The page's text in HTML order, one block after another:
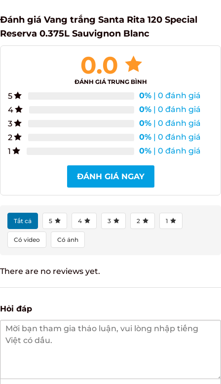
Đánh giá Vang trắng Santa Rita 120 Special
Reserva 0.375L Sauvignon Blanc
0.0
5 0% | 0 đánh giá
4
0% | 0 đánh giá
3
0% | 0 đánh giá
0%| 0 đánh giá
ĐÁNH GIÁ NGAY
Tất cả 4
Hỏi đáp